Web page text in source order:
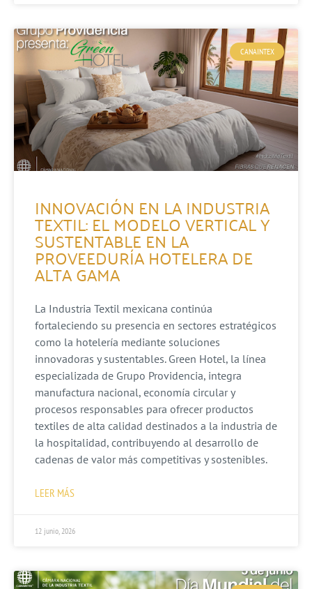
CANAINTEX
INNOVACIÓN EN LA INDUSTRIA
TEXTIL: EL MODELO VERTICAL Y
SUSTENTABLE EN LA
PROVEEDURÍA HOTELERA DE
ALTA GAMA
La Industria Textil mexicana continúa
fortaleciendo su presencia en sectores estratégicos
como la hotelería mediante soluciones
innovadoras y sustentables. Green Hotel, la línea
especializada de Grupo Providencia, integra
manufactura nacional, economía circular y
procesos responsables para ofrecer productos
textiles de alta calidad destinados a la industria de
la hospitalidad, contribuyendo al desarrollo de
cadenas de valor más competitivas y sostenibles.
LEER MÁS
12 junio, 2026